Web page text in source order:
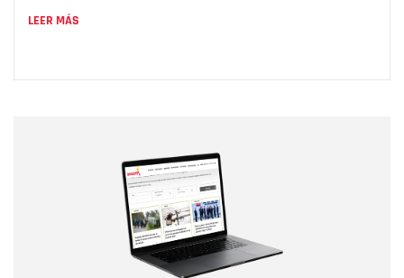
LEER MÁS
Correo electrónico
Tipo de comentario